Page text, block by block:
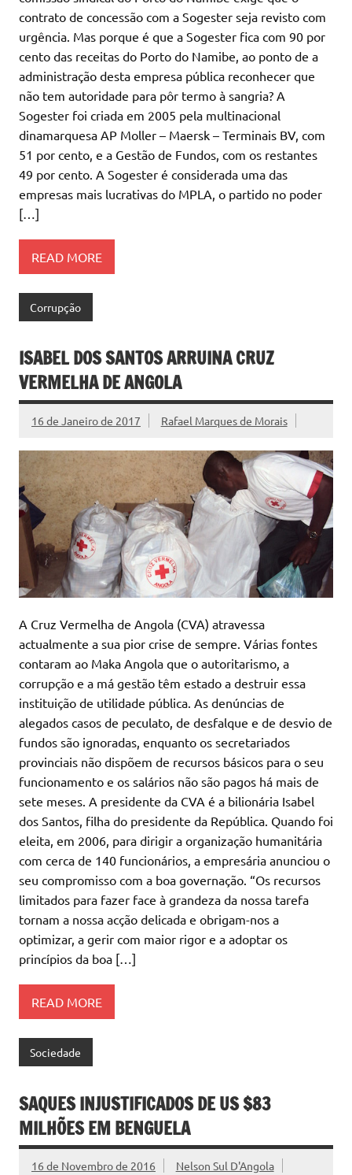
contrato de concessão com a Sogester seja revisto com
urgência. Mas porque é que a Sogester fica com 90 por
cento das receitas do Porto do Namibe, ao ponto de a
administração desta empresa pública reconhecer que
não tem autoridade para pôr termo à sangria? A
Sogester foi criada em 2005 pela multinacional
dinamarquesa AP Moller – Maersk – Terminais BV, com
51 por cento, e a Gestão de Fundos, com os restantes
49 por cento. A Sogester é considerada uma das
empresas mais lucrativas do MPLA, o partido no poder
[…]
READ MORE
Corrupção
ISABEL DOS SANTOS ARRUINA CRUZ
VERMELHA DE ANGOLA
16 de Janeiro de 2017 Rafael Marques de Morais
A Cruz Vermelha de Angola (CVA) atravessa
actualmente a sua pior crise de sempre. Várias fontes
contaram ao Maka Angola que o autoritarismo, a
corrupção e a má gestão têm estado a destruir essa
instituição de utilidade pública. As denúncias de
alegados casos de peculato, de desfalque e de desvio de
fundos são ignoradas, enquanto os secretariados
provinciais não dispõem de recursos básicos para o seu
funcionamento e os salários não são pagos há mais de
sete meses. A presidente da CVA é a bilionária Isabel
dos Santos, filha do presidente da República. Quando foi
eleita, em 2006, para dirigir a organização humanitária
com cerca de 140 funcionários, a empresária anunciou o
seu compromisso com a boa governação. “Os recursos
limitados para fazer face à grandeza da nossa tarefa
tornam a nossa acção delicada e obrigam-nos a
optimizar, a gerir com maior rigor e a adoptar os
princípios da boa […]
READ MORE
Sociedade
SAQUES INJUSTIFICADOS DE US $83
MILHÕES EM BENGUELA
16 de Novembro de 2016 Nelson Sul D'Angola